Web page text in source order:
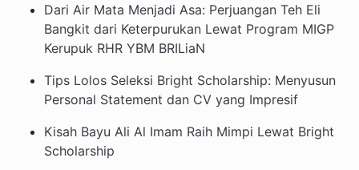
Dari Air Mata Menjadi Asa: Perjuangan Teh Eli
Bangkit dari Keterpurukan Lewat Program MIGP
Kerupuk RHR YBM BRILiaN
Tips Lolos Seleksi Bright Scholarship: Menyusun
Personal Statement dan CV yang Impresif
Kisah Bayu Ali Al Imam Raih Mimpi Lewat Bright
Scholarship